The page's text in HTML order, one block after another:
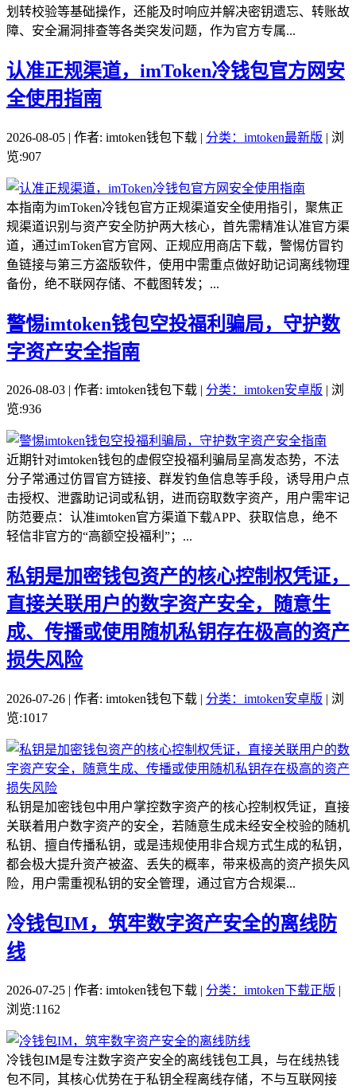
划转校验等基础操作，还能及时响应并解决密钥遗忘、转账故
障、安全漏洞排查等各类突发问题，作为官方专属...
认准正规渠道，imToken冷钱包官方网安
全使用指南
2026-08-05 | 作者: imtoken钱包下载 | 分类：imtoken最新版 | 浏
览:907
本指南为imToken冷钱包官方正规渠道安全使用指引，聚焦正
规渠道识别与资产安全防护两大核心，首先需精准认准官方渠
道，通过imToken官方官网、正规应用商店下载，警惕仿冒钓
鱼链接与第三方盗版软件，使用中需重点做好助记词离线物理
备份，绝不联网存储、不截图转发；...
警惕imtoken钱包空投福利骗局，守护数
字资产安全指南
2026-08-03 | 作者: imtoken钱包下载 | 分类：imtoken安卓版 | 浏
览:936
近期针对imtoken钱包的虚假空投福利骗局呈高发态势，不法
分子常通过仿冒官方链接、群发钓鱼信息等手段，诱导用户点
击授权、泄露助记词或私钥，进而窃取数字资产，用户需牢记
防范要点：认准imtoken官方渠道下载APP、获取信息，绝不
轻信非官方的“高额空投福利”；...
私钥是加密钱包资产的核心控制权凭证，
直接关联用户的数字资产安全，随意生
成、传播或使用随机私钥存在极高的资产
损失风险
2026-07-26 | 作者: imtoken钱包下载 | 分类：imtoken安卓版 | 浏
览:1017
私钥是加密钱包中用户掌控数字资产的核心控制权凭证，直接
关联着用户数字资产的安全，若随意生成未经安全校验的随机
私钥、擅自传播私钥，或是违规使用非合规方式生成的私钥，
都会极大提升资产被盗、丢失的概率，带来极高的资产损失风
险，用户需重视私钥的安全管理，通过官方合规渠...
冷钱包IM，筑牢数字资产安全的离线防
线
2026-07-25 | 作者: imtoken钱包下载 | 分类：imtoken下载正版 |
浏览:1162
冷钱包IM是专注数字资产安全的离线钱包工具，与在线热钱
包不同，其核心优势在于私钥全程离线存储，不与互联网接